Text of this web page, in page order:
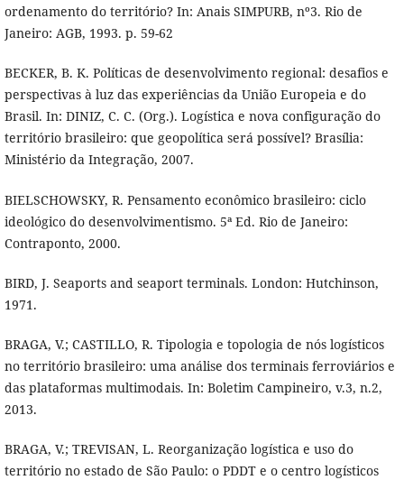
ordenamento do território? In: Anais SIMPURB, nº3. Rio de
Janeiro: AGB, 1993. p. 59-62
BECKER, B. K. Políticas de desenvolvimento regional: desafios e
perspectivas à luz das experiências da União Europeia e do
Brasil. In: DINIZ, C. C. (Org.). Logística e nova configuração do
território brasileiro: que geopolítica será possível? Brasília:
Ministério da Integração, 2007.
BIELSCHOWSKY, R. Pensamento econômico brasileiro: ciclo
ideológico do desenvolvimentismo. 5ª Ed. Rio de Janeiro:
Contraponto, 2000.
BIRD, J. Seaports and seaport terminals. London: Hutchinson,
1971.
BRAGA, V.; CASTILLO, R. Tipologia e topologia de nós logísticos
no território brasileiro: uma análise dos terminais ferroviários e
das plataformas multimodais. In: Boletim Campineiro, v.3, n.2,
2013.
BRAGA, V.; TREVISAN, L. Reorganização logística e uso do
território no estado de São Paulo: o PDDT e o centro logísticos